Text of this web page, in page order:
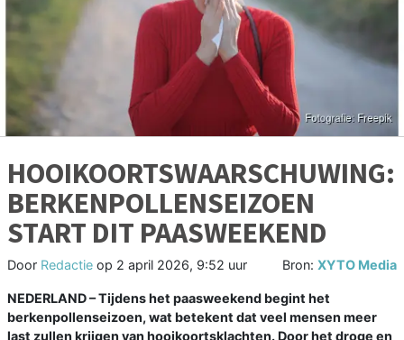
HOOIKOORTSWAARSCHUWING:
BERKENPOLLENSEIZOEN
START DIT PAASWEEKEND
Door Redactie op 2 april 2026, 9:52 uur Bron: XYTO Media
NEDERLAND – Tijdens het paasweekend begint het
berkenpollenseizoen, wat betekent dat veel mensen meer
last zullen krijgen van hooikoortsklachten. Door het droge en